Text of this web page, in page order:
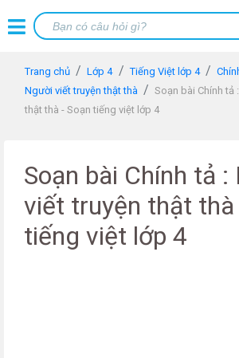
Trang chủ Lớp 4 Tiếng Việt lớp 4
Người viết truyện thật thà
Soạn bài Chính tả
thật thà - Soạn tiếng việt lớp 4
Soạn bài Chính tả
viết truyện thật thà
tiếng việt lớp 4